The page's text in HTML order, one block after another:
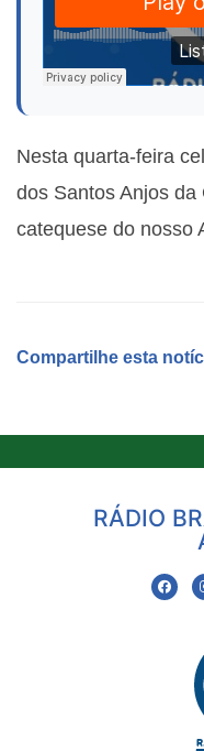
Nesta quarta-feira
dos Santos Anjos
catequese do nosso
Compartilhe esta
RÁDIO